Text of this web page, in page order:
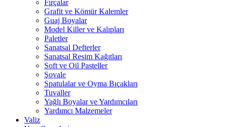
Fırçalar
Grafit ve Kömür Kalemler
Guaj Boyalar
Model Killer ve Kalıpları
Paletler
Sanatsal Defterler
Sanatsal Resim Kağıtları
Soft ve Oil Pasteller
Şovale
Spatulalar ve Oyma Bıçakları
Tuvaller
Yağlı Boyalar ve Yardımcıları
Yardımcı Malzemeler
Valiz